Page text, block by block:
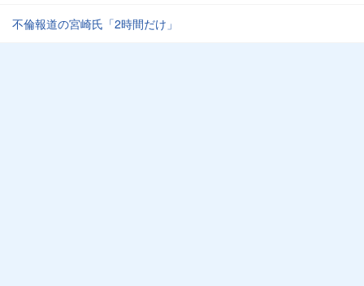
不倫報道の宮崎氏「2時間だけ」